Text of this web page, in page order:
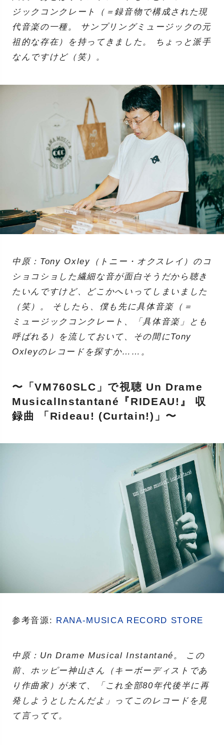
ジックコンクレート（＝録音物で構成された現
代音楽の一種。 サンプリングミュージックの元
祖的な存在）を持ってきました。 ちょっと派手
なんですけど（笑）。
中原：Tony Oxley（トニー・オクスレイ）のコ
ショコショした繊細な音が面白そうだから聴き
たいんですけど、どこかへいってしまいました
（笑）。 そしたら、僕も先に具体音楽（＝
ミュージックコンクレート、「具体音楽」とも
呼ばれる）を流しておいて、その間にTony
Oxleyのレコードを探すか……。
〜「VM760SLC」で視聴 Un Drame
MusicalInstantané『RIDEAU!』 収
録曲 「Rideau! (Curtain!)」〜
参考音源: RANA-MUSICA RECORD STORE
中原：Un Drame Musical Instantané。 この
前、ホッピー神山さん（キーボーディストであ
り作曲家）が来て、「これ全部80年代後半に再
発しようとしたんだよ」ってこのレコードを見
て言ってて。